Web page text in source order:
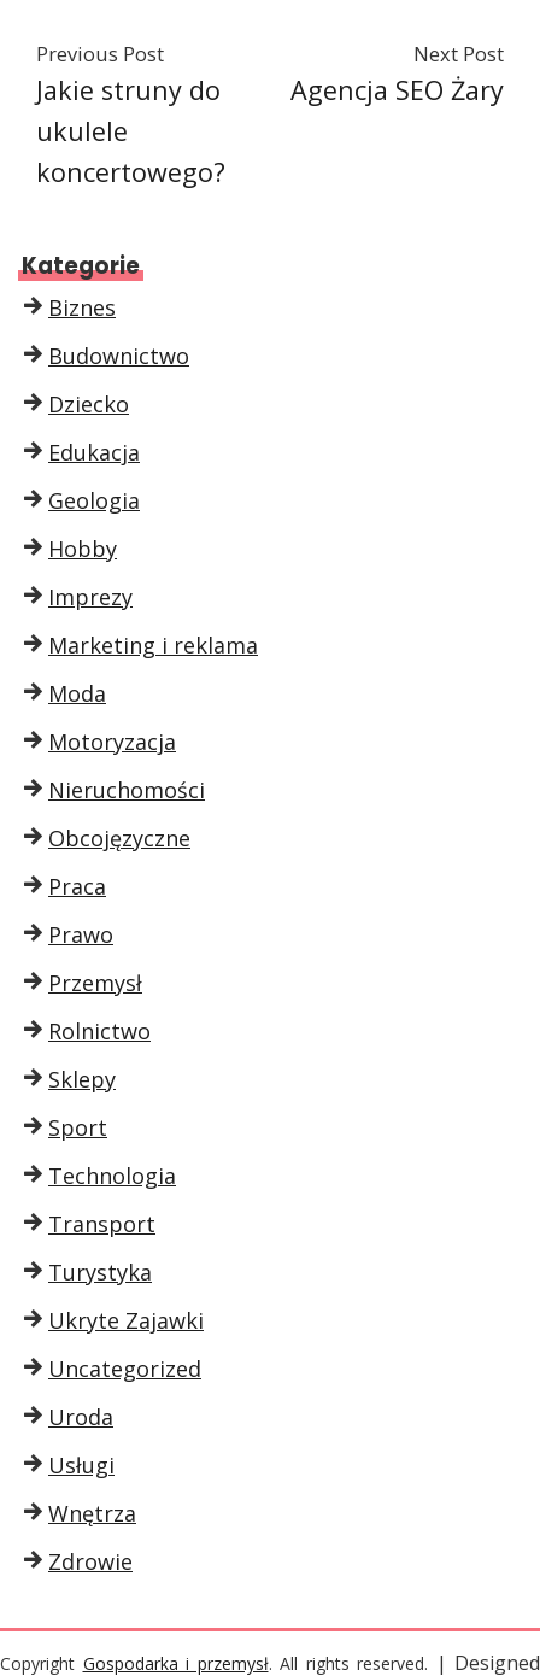
Previous Post
Jakie struny do
ukulele
koncertowego?
Next Post
Agencja SEO Żary
Kategorie
Biznes
Budownictwo
Dziecko
Edukacja
Geologia
Hobby
Imprezy
Marketing i reklama
Moda
Motoryzacja
Nieruchomości
Obcojęzyczne
Praca
Prawo
Przemysł
Rolnictwo
Sklepy
Sport
Technologia
Transport
Turystyka
Ukryte Zajawki
Uncategorized
Uroda
Usługi
Wnętrza
Zdrowie
Copyright Gospodarka i przemysł. All rights reserved. | Designed